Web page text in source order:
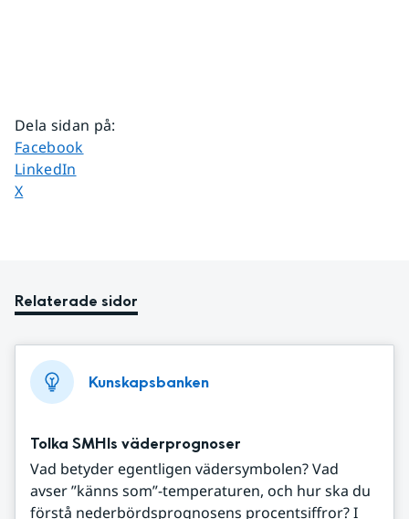
Dela sidan på:
Dela sidan på
Facebook
Dela sidan på
LinkedIn
Dela sidan på
X
Relaterade sidor
Kunskapsbanken
Tolka SMHIs väderprognoser
Vad betyder egentligen vädersymbolen? Vad
avser ”känns som”-temperaturen, och hur ska du
förstå nederbördsprognosens procentsiffror? I